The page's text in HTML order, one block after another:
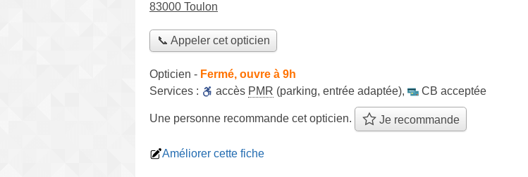
83000 Toulon
📞 Appeler cet opticien
Opticien - Fermé, ouvre à 9h
Services :
accès PMR (parking, entrée adaptée), CB acceptée
Une personne recommande cet opticien. Je recommande
Améliorer cette fiche